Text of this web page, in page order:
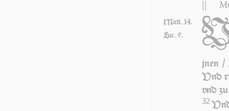
||
Matt. 14.
Luc. 9.
jnen /
Vnd
vnd
32